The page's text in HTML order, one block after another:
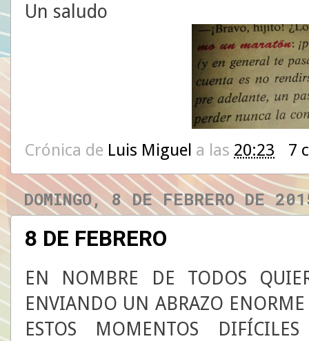
Un saludo
Crónica de Luis Miguel a las 20:23 7
DOMINGO, 8 DE FEBRERO DE
8 DE FEBRERO
EN NOMBRE DE TODOS
ENVIANDO UN ABRAZO
ESTOS MOMENTOS